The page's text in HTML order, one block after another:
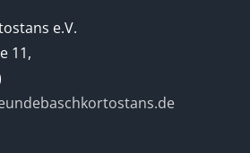
e.V.
11,